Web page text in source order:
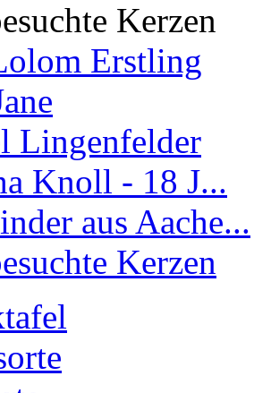
Kerzen
Erstling
Lingenfelder
Knoll - 18 J...
aus Aache...
Kerzen